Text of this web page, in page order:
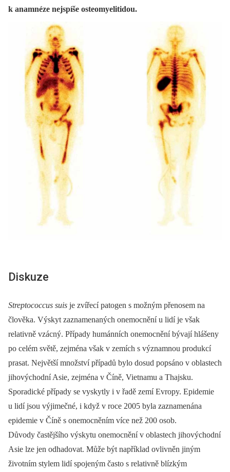
k anamnéze nejspíše osteomyelitidou.
Diskuze
Streptococcus suis je zvířecí patogen s možným přenosem na
člověka. Výskyt zaznamenaných onemocnění u lidí je však
relativně vzácný. Případy humánních onemocnění bývají hlášeny
po celém světě, zejména však v zemích s významnou produkcí
prasat. Největší množství případů bylo dosud popsáno v oblastech
jihovýchodní Asie, zejména v Číně, Vietnamu a Thajsku.
Sporadické případy se vyskytly i v řadě zemí Evropy. Epidemie
u lidí jsou výjimečné, i když v roce 2005 byla zaznamenána
epidemie v Číně s onemocněním více než 200 osob.
Důvody častějšího výskytu onemocnění v oblastech jihovýchodní
Asie lze jen odhadovat. Může být například ovlivněn jiným
životním stylem lidí spojeným často s relativně blízkým